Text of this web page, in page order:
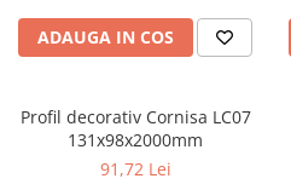
Pilaștri de interior
Capiteluri pilaștri
Trunchiuri pilaștri
Coloane de interior
ADAUGA IN COS
Profil decorativ Cornisa LC07
131x98x2000mm
91,72 Lei